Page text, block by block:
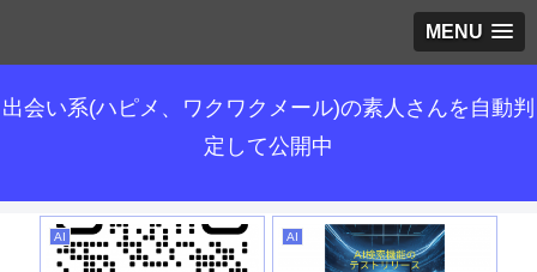
MENU
出会い系(ハピメ、ワクワクメール)の素人さんを自動判
定して公開中
AI AI